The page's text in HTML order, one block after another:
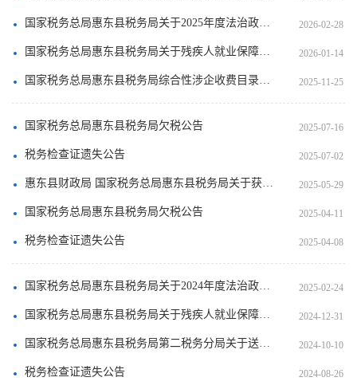
国家税务总局惠东县税务局关于2025年度法治政府建设工作情况的报告 2026-02-28
国家税务总局惠东县税务局关于残疾人就业保障金征收情况的公告 2026-01-14
国家税务总局惠东县税务局综合性涉企收费目录清单 2025-11-25
国家税务总局惠东县税务局欠税公告 2025-07-16
税务检查证遗失公告 2025-07-02
惠东县财政局 国家税务总局惠东县税务局关于获得惠东县2024年度免税资格的非营利组织单位名单的公告（2025年第1号） 2025-05-29
国家税务总局惠东县税务局欠税公告 2025-04-11
税务检查证遗失公告 2025-04-08
国家税务总局惠东县税务局关于2024年度法治政府建设工作情况的报告 2025-02-24
国家税务总局惠东县税务局关于残疾人就业保障金征收情况的公告 2024-12-31
国家税务总局惠东县税务局第二税务分局关于送达惠东县黄大吉酒店有限公司《责令限期改正通知书》的公告 2024-10-10
税务检查证遗失公告 2024-08-26